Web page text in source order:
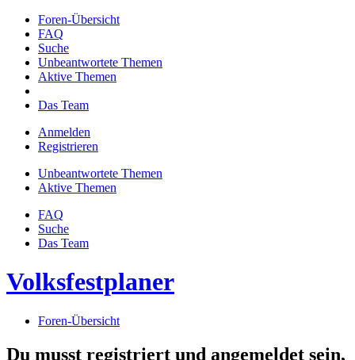
Foren-Übersicht
FAQ
Suche
Unbeantwortete Themen
Aktive Themen
Das Team
Anmelden
Registrieren
Unbeantwortete Themen
Aktive Themen
FAQ
Suche
Das Team
Volksfestplaner
Foren-Übersicht
Du musst registriert und angemeldet sein,